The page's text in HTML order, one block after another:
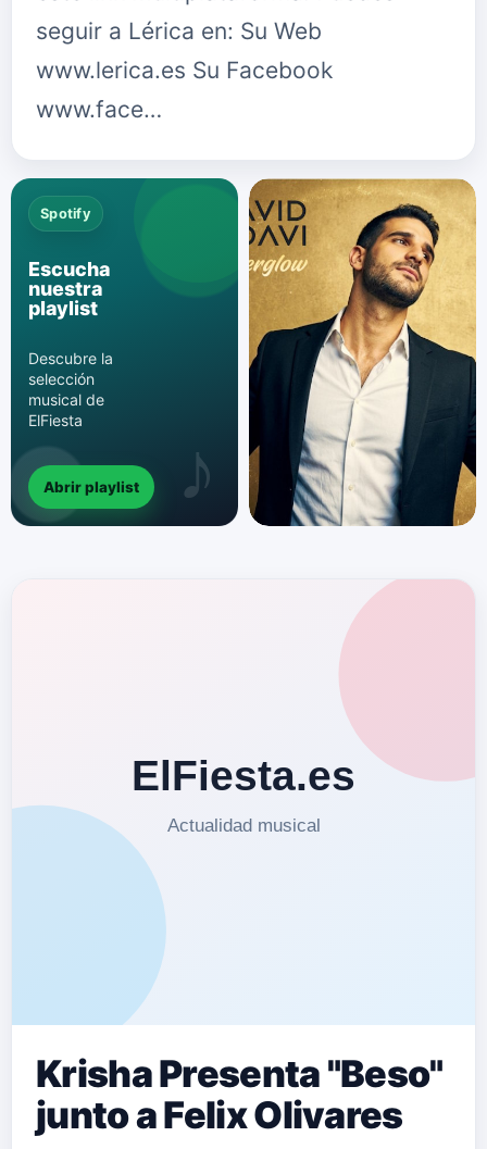
seguir a Lérica en: Su Web
www.lerica.es Su Facebook
www.face…
Spotify
Escucha
nuestra
playlist
Descubre la
selección
musical de
ElFiesta
Abrir playlist
Krisha Presenta "Beso"
junto a Felix Olivares